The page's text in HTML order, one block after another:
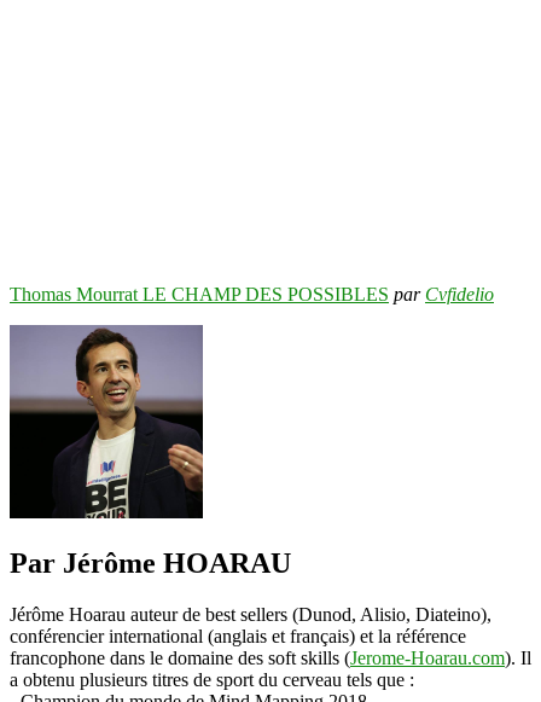
Thomas Mourrat LE CHAMP DES POSSIBLES par Cvfidelio
Par Jérôme HOARAU
Jérôme Hoarau auteur de best sellers (Dunod, Alisio, Diateino),
conférencier international (anglais et français) et la référence
francophone dans le domaine des soft skills (Jerome-Hoarau.com). Il
a obtenu plusieurs titres de sport du cerveau tels que :